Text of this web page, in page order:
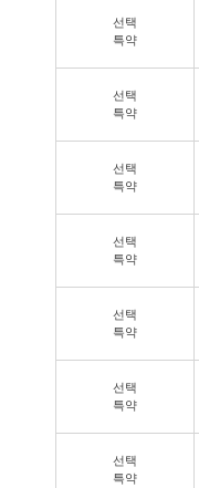
선택
특약
선택
특약
선택
특약
선택
특약
선택
특약
선택
특약
선택
특약